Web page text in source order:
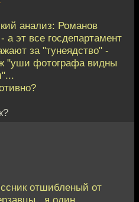
анализ: Романов
а эт все госдепартамент
за "тунеядство" -
"уши фотографа видны
отшибленый от
, я один